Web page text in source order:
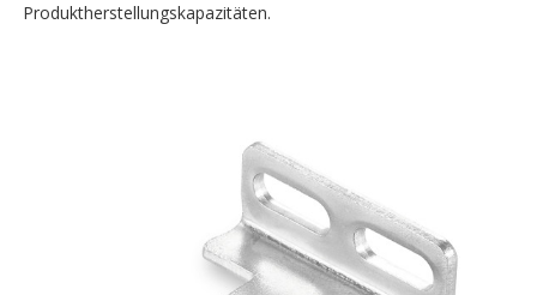
Produktherstellungskapazitäten.